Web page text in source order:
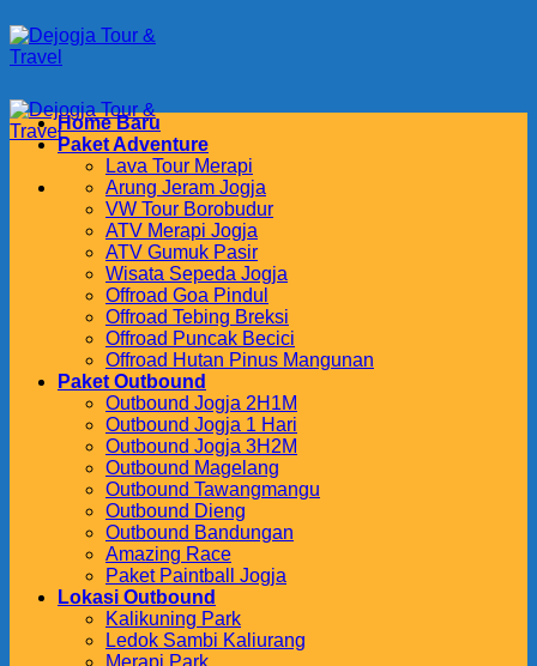
to
content
Home Baru
Paket Adventure
Lava Tour Merapi
Arung Jeram Jogja
VW Tour Borobudur
ATV Merapi Jogja
ATV Gumuk Pasir
Wisata Sepeda Jogja
Offroad Goa Pindul
Offroad Tebing Breksi
Offroad Puncak Becici
Offroad Hutan Pinus Mangunan
Paket Outbound
Outbound Jogja 2H1M
Outbound Jogja 1 Hari
Outbound Jogja 3H2M
Outbound Magelang
Outbound Tawangmangu
Outbound Dieng
Outbound Bandungan
Amazing Race
Paket Paintball Jogja
Lokasi Outbound
Kalikuning Park
Ledok Sambi Kaliurang
Merapi Park